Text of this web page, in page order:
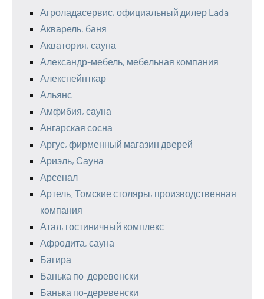
Агроладасервис, официальный дилер Lada
Акварель, баня
Акватория, сауна
Александр-мебель, мебельная компания
Алекспейнткар
Альянс
Амфибия, сауна
Ангарская сосна
Аргус, фирменный магазин дверей
Ариэль, Сауна
Арсенал
Артель. Томские столяры, производственная
компания
Атал, гостиничный комплекс
Афродита, сауна
Багира
Банька по-деревенски
Банька по-деревенски